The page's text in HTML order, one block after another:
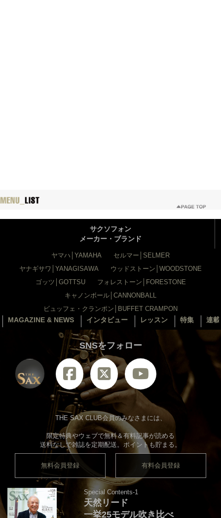
サクソフォン
メーカー・ブランド
ヤマハ│YAMAHA
セルマー│SELMER
ヤナギサワ│YANAGISAWA
ウッドストーン│WOODSTONE
ゴッツ│GOTTSU
フォレストーン│FORESTONE
キャノンボール│CANNONBALL
ビュッフェ・クランポン│BUFFET CRAMPON
MAGAZINE & NEWS インタビュー レッスン 特集 連
SNSをフォロー
THE SAX CLUB会員のみなさまには、
限定特典やウェブで無料＆有料記事が読める
送料なしで雑誌を定期配送。ポイントも貯まる。
無料会員登録 有料会員登録
Special Contents-1
天然リード
一挙25モデル吹き比べ